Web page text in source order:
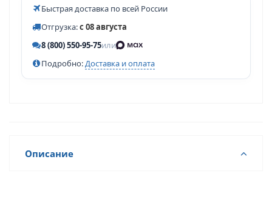
Быстрая доставка по всей России
Отгрузка:с 08 августа
8 (800) 550-95-75или
Подробно:Доставка и оплата
Описание